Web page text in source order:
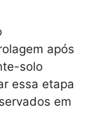
após
solo
essa etapa
em